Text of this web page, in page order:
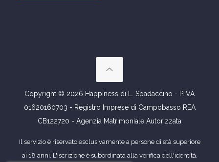
Copyright © 2026 Happiness di L. Spadaccino - P.IVA
01620160703 - Registro Imprese di Campobasso REA
CB122720 - Agenzia Matrimoniale Autorizzata
Il servizio è riservato esclusivamente a persone di età superiore
ai 18 anni. L'iscrizione è subordinata alla verifica dell'identità.